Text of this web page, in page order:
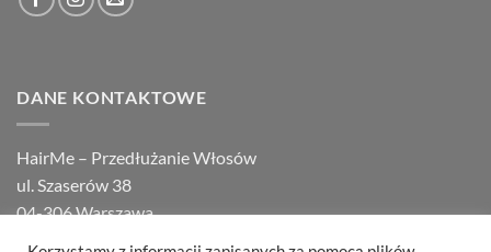
DANE KONTAKTOWE
HairMe – Przedłużanie Włosów
ul. Szaserów 38
04-306 Warszawa